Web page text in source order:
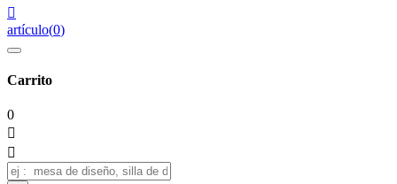

artículo(0)
Carrito
0

